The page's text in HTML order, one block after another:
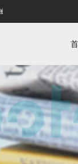
贸易有限公司！为您提